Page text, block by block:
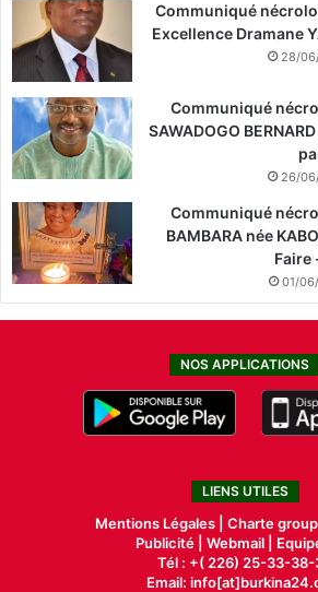
Communiqué
Excellence Dramane
28/
Communiqué
SAWADOGO
26/
Communiqué
BAMBARA née
Faire
01/
NOS APPLICATIONS
LIENS UTILES
Mentions Légales | Charte
Publicité| Webmail |
Tél : +( 226) 25-33-38-
Email: